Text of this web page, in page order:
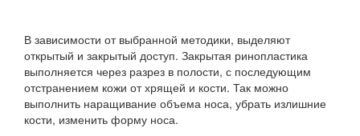
В зависимости от выбранной методики, выделяют
открытый и закрытый доступ. Закрытая ринопластика
выполняется через разрез в полости, с последующим
отстранением кожи от хрящей и кости. Так можно
выполнить наращивание объема носа, убрать излишние
кости, изменить форму носа.